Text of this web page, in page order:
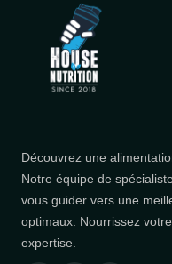
Découvrez une
Notre équipe de
vous guider vers une
optimaux. Nourrissez
expertise.